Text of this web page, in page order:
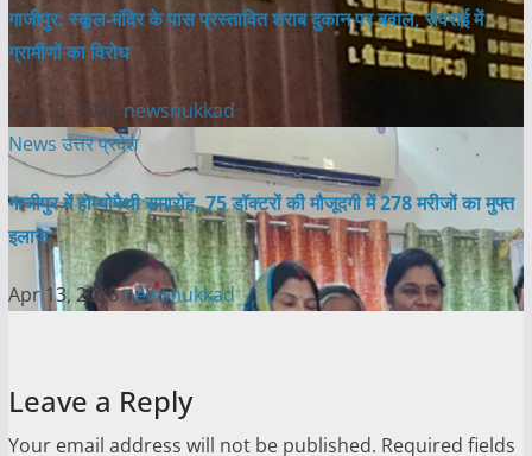
गाजीपुर: स्कूल-मंदिर के पास प्रस्तावित शराब दुकान पर बवाल, सेवराई में
ग्रामीणों का विरोध
Apr 13, 2026 newsnukkad
News उत्तर प्रदेश
गाजीपुर में होम्योपैथी समारोह, 75 डॉक्टरों की मौजूदगी में 278 मरीजों का मुफ्त
इलाज
Apr 13, 2026newsnukkad
Leave a Reply
Your email address will not be published. Required fields